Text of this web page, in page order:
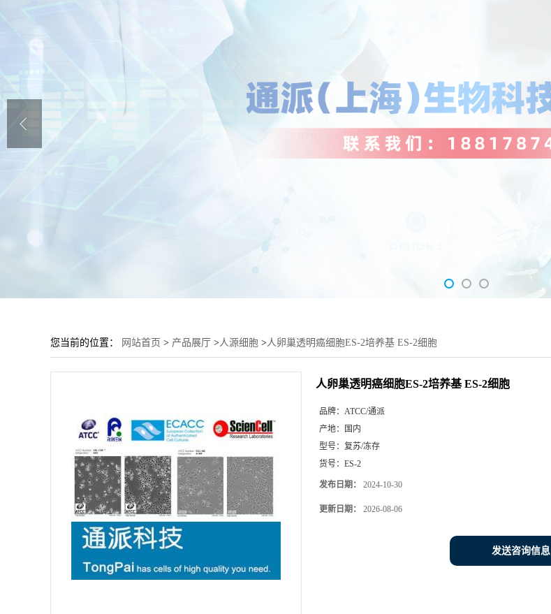
您当前的位置： 网站首页 > 产品展厅 >人源细胞 >人卵巢透明癌细胞ES-2培养基 ES-2细胞
人卵巢透明癌细胞ES-2培养基 ES-2细胞
品牌： ATCC/通派
产地：
国内
型号： 复苏/冻存
货号： ES-2
发布日期： 2024-10-30
更新日期： 2026-08-06
发送咨询信息